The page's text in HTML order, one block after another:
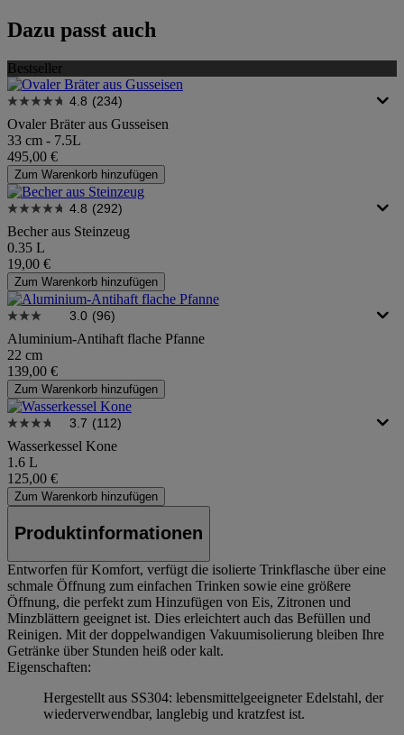
Dazu passt auch
Bestseller
4.8 (234)
Ovaler Bräter aus Gusseisen
33 cm - 7.5L
495,00 €
Zum Warenkorb hinzufügen
4.8 (292)
Becher aus Steinzeug
0.35 L
19,00 €
Zum Warenkorb hinzufügen
3.0 (96)
Aluminium-Antihaft flache Pfanne
22 cm
139,00 €
Zum Warenkorb hinzufügen
3.7 (112)
Wasserkessel Kone
1.6 L
125,00 €
Zum Warenkorb hinzufügen
Produktinformationen
Entworfen für Komfort, verfügt die isolierte Trinkflasche über eine
schmale Öffnung zum einfachen Trinken sowie eine größere
Öffnung, die perfekt zum Hinzufügen von Eis, Zitronen und
Minzblättern geeignet ist. Dies erleichtert auch das Befüllen und
Reinigen. Mit der doppelwandigen Vakuumisolierung bleiben Ihre
Getränke über Stunden heiß oder kalt.
Eigenschaften:
Hergestellt aus SS304: lebensmittelgeeigneter Edelstahl, der
wiederverwendbar, langlebig und kratzfest ist.